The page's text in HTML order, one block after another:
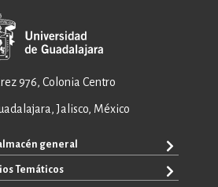
976, Colonia Centro
Jalisco, México
general
Temáticos